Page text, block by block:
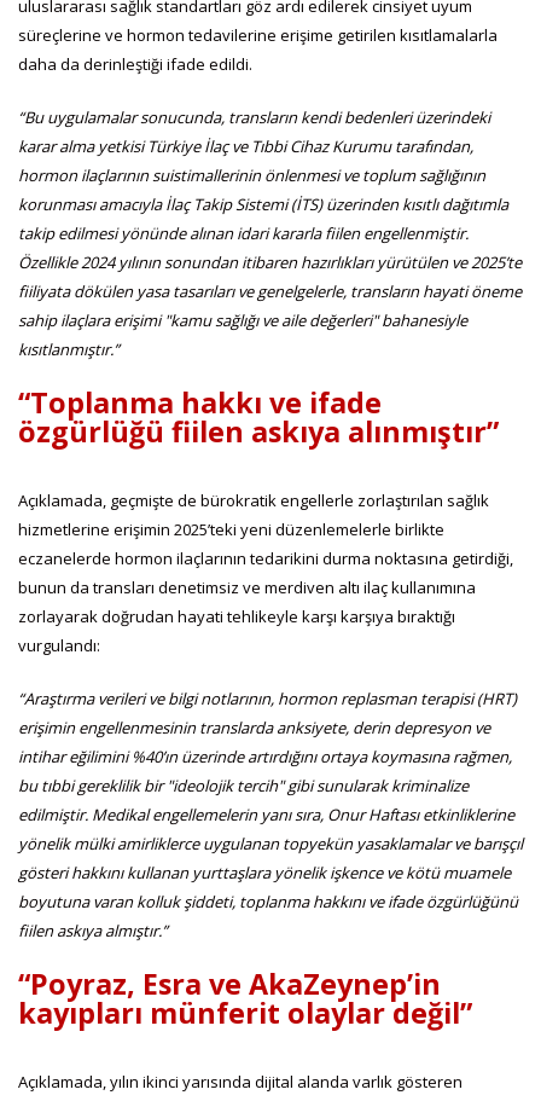
uluslararası sağlık standartları göz ardı edilerek cinsiyet uyum
süreçlerine ve hormon tedavilerine erişime getirilen kısıtlamalarla
daha da derinleştiği ifade edildi.
“Bu uygulamalar sonucunda, transların kendi bedenleri üzerindeki
karar alma yetkisi Türkiye İlaç ve Tıbbi Cihaz Kurumu tarafından,
hormon ilaçlarının suistimallerinin önlenmesi ve toplum sağlığının
korunması amacıyla İlaç Takip Sistemi (İTS) üzerinden kısıtlı dağıtımla
takip edilmesi yönünde alınan idari kararla fiilen engellenmiştir.
Özellikle 2024 yılının sonundan itibaren hazırlıkları yürütülen ve 2025’te
fiiliyata dökülen yasa tasarıları ve genelgelerle, transların hayati öneme
sahip ilaçlara erişimi "kamu sağlığı ve aile değerleri" bahanesiyle
kısıtlanmıştır.”
“Toplanma hakkı ve ifade
özgürlüğü fiilen askıya alınmıştır”
Açıklamada, geçmişte de bürokratik engellerle zorlaştırılan sağlık
hizmetlerine erişimin 2025’teki yeni düzenlemelerle birlikte
eczanelerde hormon ilaçlarının tedarikini durma noktasına getirdiği,
bunun da transları denetimsiz ve merdiven altı ilaç kullanımına
zorlayarak doğrudan hayati tehlikeyle karşı karşıya bıraktığı
vurgulandı:
“Araştırma verileri ve bilgi notlarının, hormon replasman terapisi (HRT)
erişimin engellenmesinin translarda anksiyete, derin depresyon ve
intihar eğilimini %40’ın üzerinde artırdığını ortaya koymasına rağmen,
bu tıbbi gereklilik bir "ideolojik tercih" gibi sunularak kriminalize
edilmiştir. Medikal engellemelerin yanı sıra, Onur Haftası etkinliklerine
yönelik mülki amirliklerce uygulanan topyekün yasaklamalar ve barışçıl
gösteri hakkını kullanan yurttaşlara yönelik işkence ve kötü muamele
boyutuna varan kolluk şiddeti, toplanma hakkını ve ifade özgürlüğünü
fiilen askıya almıştır.”
“Poyraz, Esra ve AkaZeynep’in
kayıpları münferit olaylar değil”
Açıklamada, yılın ikinci yarısında dijital alanda varlık gösteren